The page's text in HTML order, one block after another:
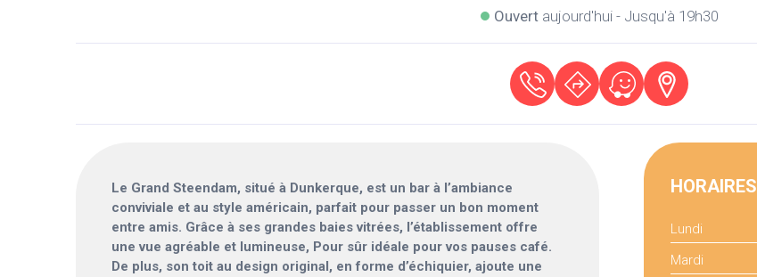
Ouvertaujourd'hui - Jusqu'à 19h30
Le Grand Steendam, situé à Dunkerque, est un bar à l’ambiance
conviviale et au style américain, parfait pour passer un bon moment
entre amis. Grâce à ses grandes baies vitrées, l’établissement offre
une vue agréable et lumineuse, Pour sûr idéale pour vos pauses café.
De plus, son toit au design original, en forme d’échiquier, ajoute une
HORAIRES
Lundi
Mardi